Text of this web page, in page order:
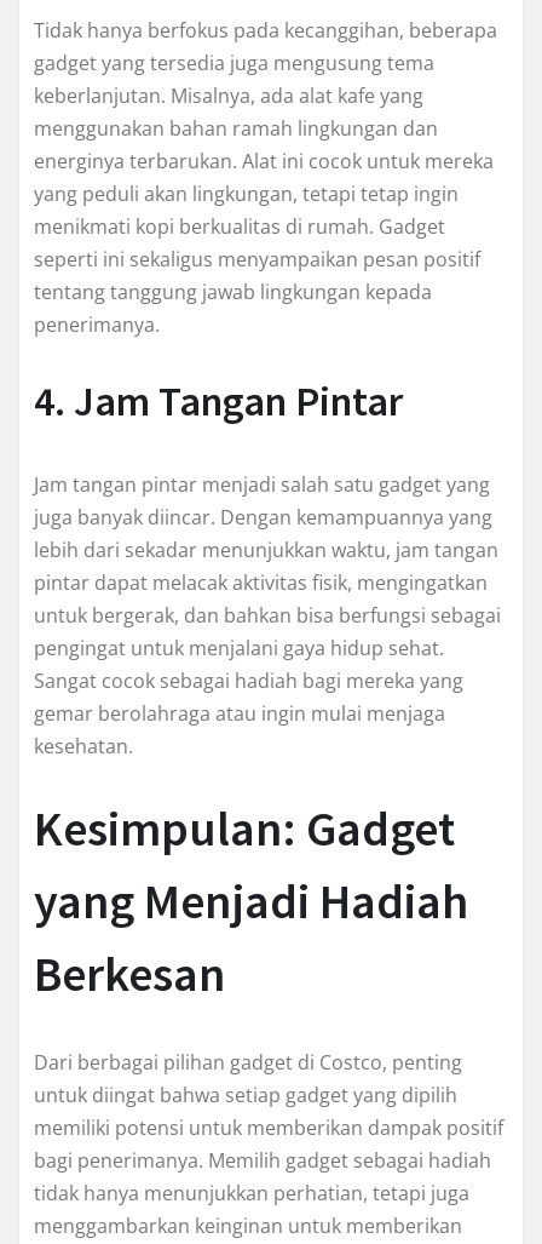
Tidak hanya berfokus pada kecanggihan, beberapa
gadget yang tersedia juga mengusung tema
keberlanjutan. Misalnya, ada alat kafe yang
menggunakan bahan ramah lingkungan dan
energinya terbarukan. Alat ini cocok untuk mereka
yang peduli akan lingkungan, tetapi tetap ingin
menikmati kopi berkualitas di rumah. Gadget
seperti ini sekaligus menyampaikan pesan positif
tentang tanggung jawab lingkungan kepada
penerimanya.
4. Jam Tangan Pintar
Jam tangan pintar menjadi salah satu gadget yang
juga banyak diincar. Dengan kemampuannya yang
lebih dari sekadar menunjukkan waktu, jam tangan
pintar dapat melacak aktivitas fisik, mengingatkan
untuk bergerak, dan bahkan bisa berfungsi sebagai
pengingat untuk menjalani gaya hidup sehat.
Sangat cocok sebagai hadiah bagi mereka yang
gemar berolahraga atau ingin mulai menjaga
kesehatan.
Kesimpulan: Gadget
yang Menjadi Hadiah
Berkesan
Dari berbagai pilihan gadget di Costco, penting
untuk diingat bahwa setiap gadget yang dipilih
memiliki potensi untuk memberikan dampak positif
bagi penerimanya. Memilih gadget sebagai hadiah
tidak hanya menunjukkan perhatian, tetapi juga
menggambarkan keinginan untuk memberikan